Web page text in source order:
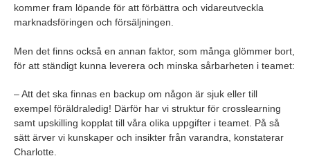
kommer fram löpande för att förbättra och vidareutveckla
marknadsföringen och försäljningen.
Men det finns också en annan faktor, som många glömmer bort,
för att ständigt kunna leverera och minska sårbarheten i teamet:
– Att det ska finnas en backup om någon är sjuk eller till
exempel föräldraledig! Därför har vi struktur för crosslearning
samt upskilling kopplat till våra olika uppgifter i teamet. På så
sätt ärver vi kunskaper och insikter från varandra, konstaterar
Charlotte.